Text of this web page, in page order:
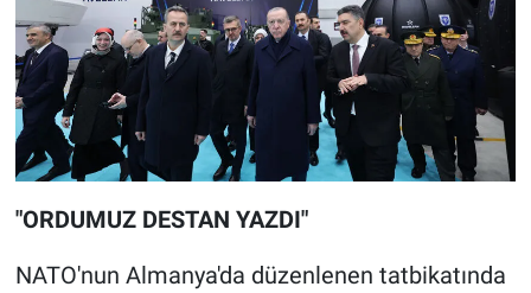
"ORDUMUZ DESTAN YAZDI"
NATO'nun Almanya'da düzenlenen tatbikatında